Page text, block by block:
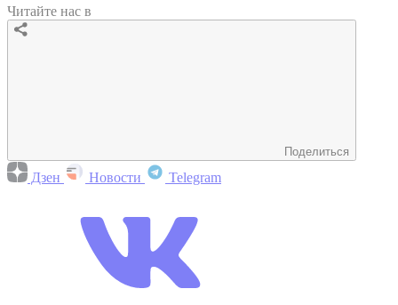
Читайте нас в
Поделиться
Дзен Новости Telegram